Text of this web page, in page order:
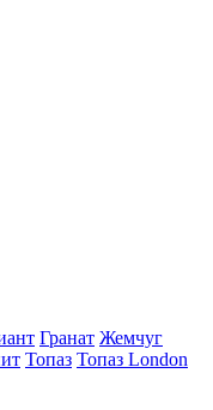
Гранат Жемчуг
Топаз Топаз London